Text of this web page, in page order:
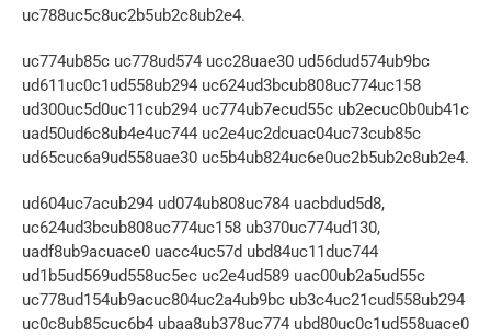
uc788uc5c8uc2b5ub2c8ub2e4.
uc774ub85c uc778ud574 ucc28uae30 ud56dud574ub9bc
ud611uc0c1ud558ub294 uc624ud3bcub808uc774uc158
ud300uc5d0uc11cub294 uc774ub7ecud55c ub2ecuc0b0ub41c
uad50ud6c8ub4e4uc744 uc2e4uc2dcuac04uc73cub85c
ud65cuc6a9ud558uae30 uc5b4ub824uc6e0uc2b5ub2c8ub2e4.
ud604uc7acub294 ud074ub808uc784 uacbdud5d8,
uc624ud3bcub808uc774uc158 ub370uc774ud130,
uadf8ub9acuace0 uacc4uc57d ubd84uc11duc744
ud1b5ud569ud558uc5ec uc2e4ud589 uac00ub2a5ud55c
uc778ud154ub9acuc804uc2a4ub9bc ub3c4uc21cud558ub294
uc0c8ub85cuc6b4 ubaa8ub378uc774 ubd80uc0c1ud558uace0